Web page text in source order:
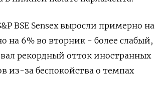
BSE Sensex выросли примерно на
на 6% во вторник - более слабый,
рекордный отток иностранных
из-за беспокойства о темпах